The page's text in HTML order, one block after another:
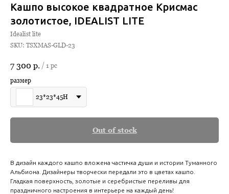
Кашпо высокое квадратное Крисмас
золотистое, IDEALIST LITE
Idealist lite
SKU: TSXMAS-GLD-23
7 300 р. / 1 pc
размер
23*23*45Н
Out of stock
В дизайн каждого кашпо вложена частичка души и истории Туманного
Альбиона. Дизайнеры творчески передали это в цветах кашпо.
Гладкая поверхность, золотые и серебристые переливы для
праздничного настроения в интерьере на каждый день!